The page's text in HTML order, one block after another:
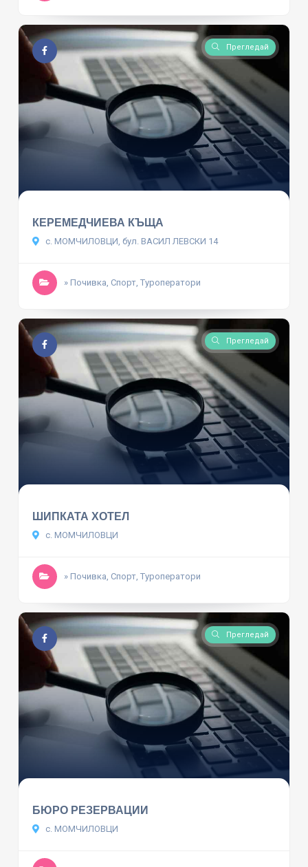
Прегледай
КЕРЕМЕДЧИЕВА КЪЩА
с. МОМЧИЛОВЦИ, бул. ВАСИЛ ЛЕВСКИ 14
» Почивка, Спорт, Туроператори
Прегледай
ШИПКАТА ХОТЕЛ
с. МОМЧИЛОВЦИ
» Почивка, Спорт, Туроператори
Прегледай
БЮРО РЕЗЕРВАЦИИ
с. МОМЧИЛОВЦИ